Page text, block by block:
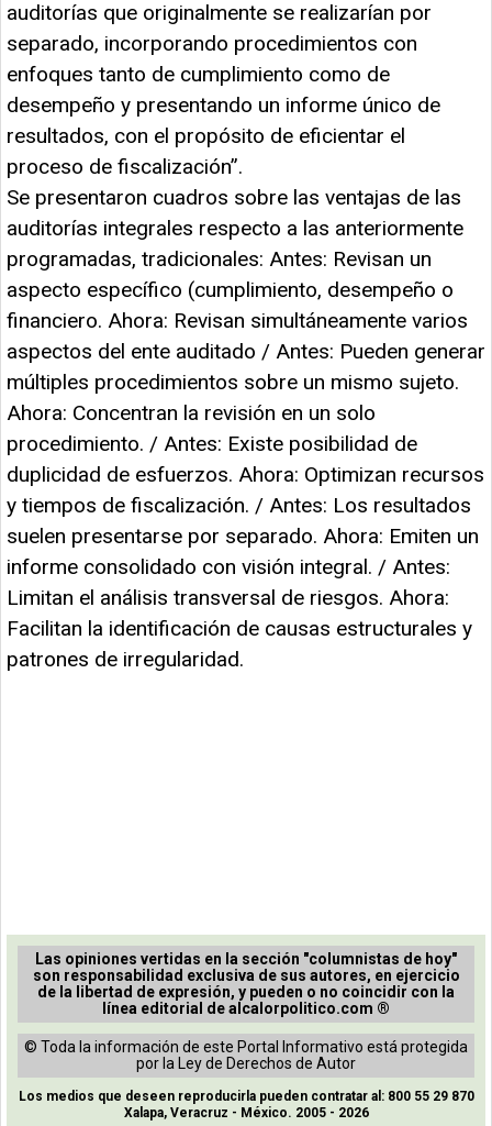
auditorías que originalmente se realizarían por
separado, incorporando procedimientos con
enfoques tanto de cumplimiento como de
desempeño y presentando un informe único de
resultados, con el propósito de eficientar el
proceso de fiscalización”.
Se presentaron cuadros sobre las ventajas de las
auditorías integrales respecto a las anteriormente
programadas, tradicionales: Antes: Revisan un
aspecto específico (cumplimiento, desempeño o
financiero. Ahora: Revisan simultáneamente varios
aspectos del ente auditado / Antes: Pueden generar
múltiples procedimientos sobre un mismo sujeto.
Ahora: Concentran la revisión en un solo
procedimiento. / Antes: Existe posibilidad de
duplicidad de esfuerzos. Ahora: Optimizan recursos
y tiempos de fiscalización. / Antes: Los resultados
suelen presentarse por separado. Ahora: Emiten un
informe consolidado con visión integral. / Antes:
Limitan el análisis transversal de riesgos. Ahora:
Facilitan la identificación de causas estructurales y
patrones de irregularidad.
Las opiniones vertidas en la sección "columnistas de hoy"
son responsabilidad exclusiva de sus autores, en ejercicio
de la libertad de expresión, y pueden o no coincidir con la
línea editorial de alcalorpolitico.com ®
© Toda la información de este Portal Informativo está protegida
por la Ley de Derechos de Autor
Los medios que deseen reproducirla pueden contratar al: 800 55 29 870
Xalapa, Veracruz - México. 2005 - 2026